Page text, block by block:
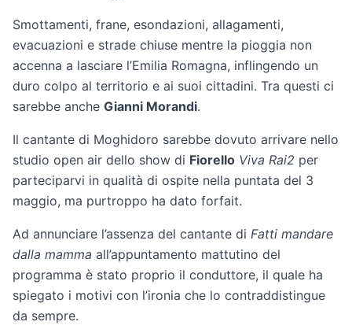
Smottamenti, frane, esondazioni, allagamenti,
evacuazioni e strade chiuse mentre la pioggia non
accenna a lasciare l’Emilia Romagna, inflingendo un
duro colpo al territorio e ai suoi cittadini. Tra questi ci
sarebbe anche Gianni Morandi.
Il cantante di Moghidoro sarebbe dovuto arrivare nello
studio open air dello show di Fiorello Viva Rai2 per
parteciparvi in qualità di ospite nella puntata del 3
maggio, ma purtroppo ha dato forfait.
Ad annunciare l’assenza del cantante di Fatti mandare
dalla mamma all’appuntamento mattutino del
programma è stato proprio il conduttore, il quale ha
spiegato i motivi con l’ironia che lo contraddistingue
da sempre.